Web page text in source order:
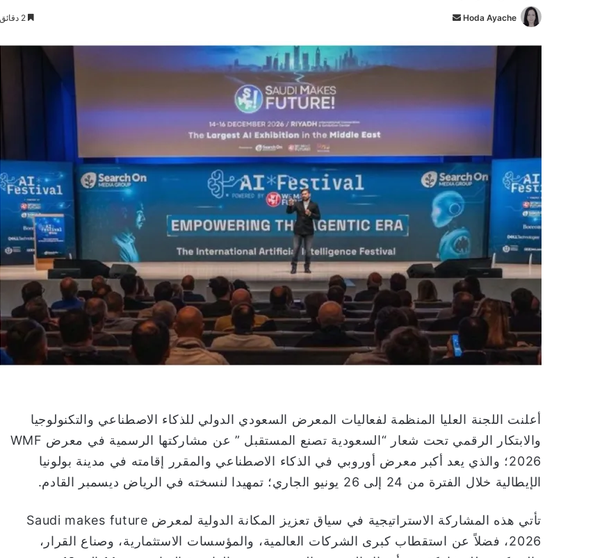
Hoda Ayache
ل
ر
إ
ل
ك
ت
ر
و
ا
أعلنت اللجنة العليا المنظمة لفعاليات المعرض السعودي الدولي للذكاء الاصطناعي والتكنولوجيا
والابتكار الرقمي تحت شعار “السعودية تصنع المستقبل ” عن مشاركتها الرسمية في معرض WMF
2026؛ والذي يعد أكبر معرض أوروبي في الذكاء الاصطناعي والمقرر إقامته في مدينة بولونيا
الإيطالية خلال الفترة من 24 إلى 26 يونيو الجاري؛ تمهيدا لنسخته في الرياض ديسمبر القادم.
تأتي هذه المشاركة الاستراتيجية في سياق تعزيز المكانة الدولية لمعرض Saudi makes future
2026، فضلاً عن استقطاب كبرى الشركات العالمية، والمؤسسات الاستثمارية، وصناع القرار،